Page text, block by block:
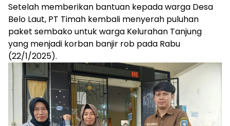
Setelah memberikan bantuan kepada warga Desa
Belo Laut, PT Timah kembali menyerah puluhan
paket sembako untuk warga Kelurahan Tanjung
yang menjadi korban banjir rob pada Rabu
(22/1/2025).